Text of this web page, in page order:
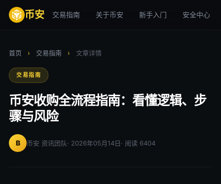
币安 交易指南 关于币安 新手入门 安全中心
首页 › 交易指南 › 文章详情
交易指南
币安收购全流程指南：看懂逻辑、步
骤与风险
B 币安 资讯团队· 2026年05月14日· 阅读 6404